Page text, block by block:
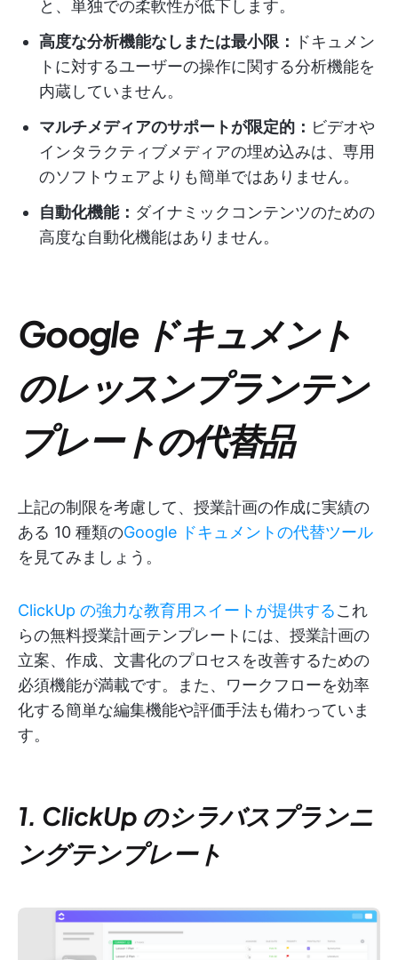
と、単独での柔軟性が低下します。
高度な分析機能なしまたは最小限：
ドキュメン
トに対するユーザーの操作に関する分析機能を
内蔵していません。
マルチメディアのサポートが限定的： ビデオや
インタラクティブメディアの埋め込みは、専用
のソフトウェアよりも簡単ではありません。
自動化機能： ダイナミックコンテンツのための
高度な自動化機能はありません。
Google ドキュメント
のレッスンプランテン
プレートの代替品
上記の制限を考慮して、授業計画の作成に実績の
ある 10 種類のGoogle ドキュメントの代替ツール
を見てみましょう。
ClickUp の強力な教育用スイートが提供するこれ
らの無料授業計画テンプレートには、授業計画の
立案、作成、文書化のプロセスを改善するための
必須機能が満載です。また、ワークフローを効率
化する簡単な編集機能や評価手法も備わっていま
す。
1. ClickUp のシラバスプランニ
ングテンプレート